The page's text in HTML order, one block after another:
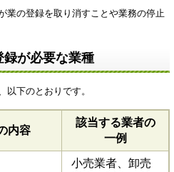
の登録を取り消すことや業務の停止
が必要な業種
下のとおりです。
内容
該当する業者の
一例
小売業者、卸売